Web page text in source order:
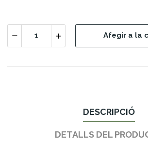
Afegir a la
DESCRIPCIÓ
DETALLS DEL